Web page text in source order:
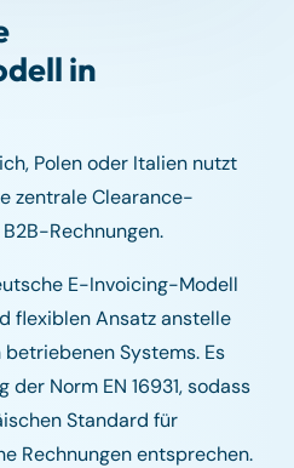
in
Polen oder Italien nutzt
zentrale Clearance-
Rechnungen.
E-Invoicing-Modell
flexiblen Ansatz anstelle
Systems. Es
Norm EN 16931, sodass
Standard für
Rechnungen entsprechen.